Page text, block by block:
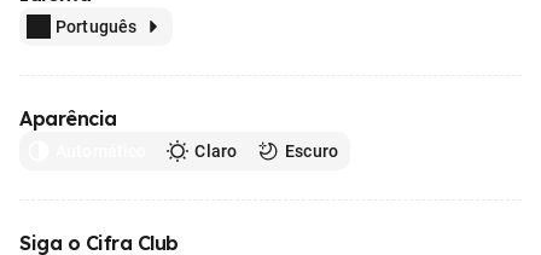
Português
Aparência
Claro Escuro
Siga o Cifra Club